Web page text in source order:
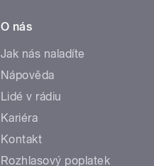
O nás
Jak nás naladíte
Nápověda
Lidé v rádiu
Kariéra
Kontakt
Rozhlasový poplatek